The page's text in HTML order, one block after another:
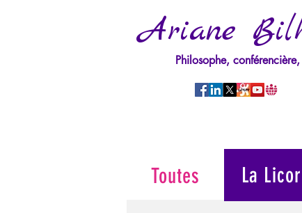
Ariane
Philosophe,
La
Toutes